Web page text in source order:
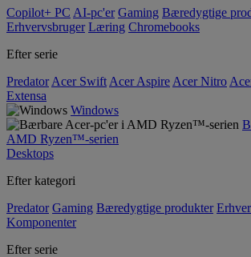
Copilot+ PC AI-pc'er Gaming Bæredygtige
Erhvervsbruger Læring Chromebooks
Efter serie
Predator Acer Swift Acer Aspire Acer Nitro
Extensa
Windows
AMD Ryzen™-serien
Desktops
Efter kategori
Predator Gaming Bæredygtige produkter
Komponenter
Efter serie